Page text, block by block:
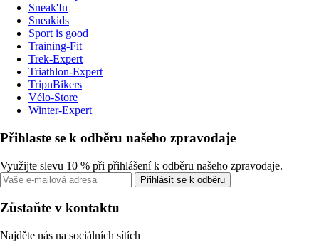
Sneak'In
Sneakids
Sport is good
Training-Fit
Trek-Expert
Triathlon-Expert
TripnBikers
Vélo-Store
Winter-Expert
Přihlaste se k odběru našeho zpravodaje
Využijte slevu 10 % při přihlášení k odběru našeho zpravodaje.
Přihlásit se k odběru
Zůstaňte v kontaktu
Najděte nás na sociálních sítích